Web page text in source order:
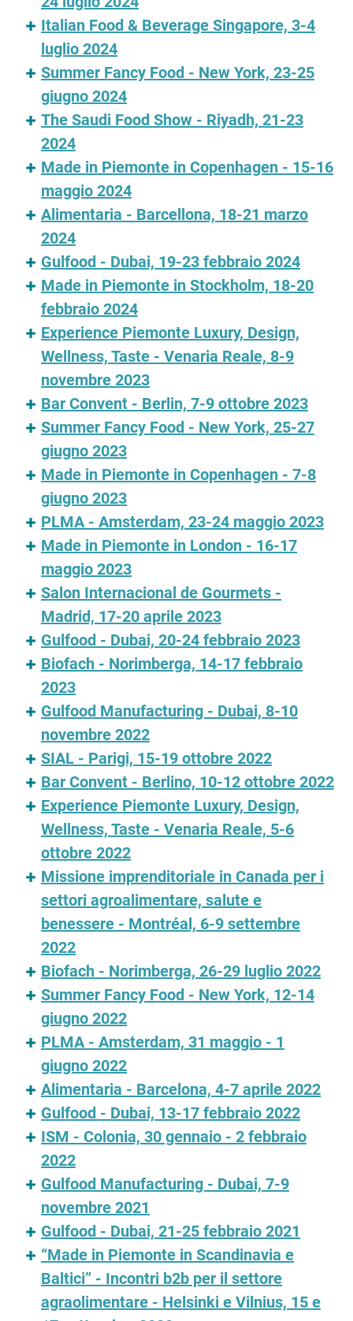
Italian Food & Beverage Singapore, 3-4
luglio 2024
Summer Fancy Food - New York, 23-25
giugno 2024
The Saudi Food Show - Riyadh, 21-23
2024
Made in Piemonte in Copenhagen - 15-16
maggio 2024
Alimentaria - Barcellona, 18-21 marzo
2024
Gulfood - Dubai, 19-23 febbraio 2024
Made in Piemonte in Stockholm, 18-20
febbraio 2024
Experience Piemonte Luxury, Design,
Wellness, Taste - Venaria Reale, 8-9
novembre 2023
Bar Convent - Berlin, 7-9 ottobre 2023
Summer Fancy Food - New York, 25-27
giugno 2023
Made in Piemonte in Copenhagen - 7-8
giugno 2023
PLMA - Amsterdam, 23-24 maggio 2023
Made in Piemonte in London - 16-17
maggio 2023
Salon Internacional de Gourmets -
Madrid, 17-20 aprile 2023
Gulfood - Dubai, 20-24 febbraio 2023
Biofach - Norimberga, 14-17 febbraio
2023
Gulfood Manufacturing - Dubai, 8-10
novembre 2022
SIAL - Parigi, 15-19 ottobre 2022
Bar Convent - Berlino, 10-12 ottobre 2022
Experience Piemonte Luxury, Design,
Wellness, Taste - Venaria Reale, 5-6
ottobre 2022
Missione imprenditoriale in Canada per i
settori agroalimentare, salute e
benessere - Montréal, 6-9 settembre
2022
Biofach - Norimberga, 26-29 luglio 2022
Summer Fancy Food - New York, 12-14
giugno 2022
PLMA - Amsterdam, 31 maggio - 1
giugno 2022
Alimentaria - Barcelona, 4-7 aprile 2022
Gulfood - Dubai, 13-17 febbraio 2022
ISM - Colonia, 30 gennaio - 2 febbraio
2022
Gulfood Manufacturing - Dubai, 7-9
novembre 2021
Gulfood - Dubai, 21-25 febbraio 2021
“Made in Piemonte in Scandinavia e
Baltici” - Incontri b2b per il settore
agraolimentare - Helsinki e Vilnius, 15 e